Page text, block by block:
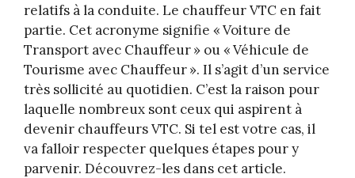
relatifs à la conduite. Le chauffeur VTC en fait
partie. Cet acronyme signifie « Voiture de
Transport avec Chauffeur » ou « Véhicule de
Tourisme avec Chauffeur ». Il s’agit d’un service
très sollicité au quotidien. C’est la raison pour
laquelle nombreux sont ceux qui aspirent à
devenir chauffeurs VTC. Si tel est votre cas, il
va falloir respecter quelques étapes pour y
parvenir. Découvrez-les dans cet article.